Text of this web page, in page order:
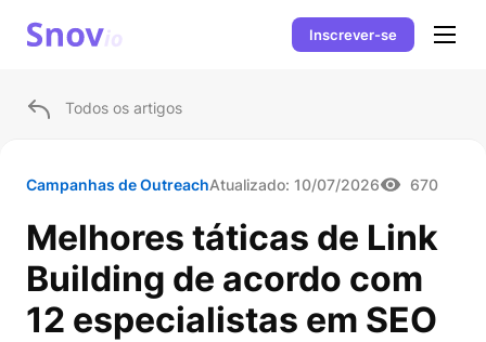
Inscrever-se
Todos os artigos
Campanhas de OutreachAtualizado: 10/07/2026 670
Melhores táticas de Link
Building de acordo com
12 especialistas em SEO